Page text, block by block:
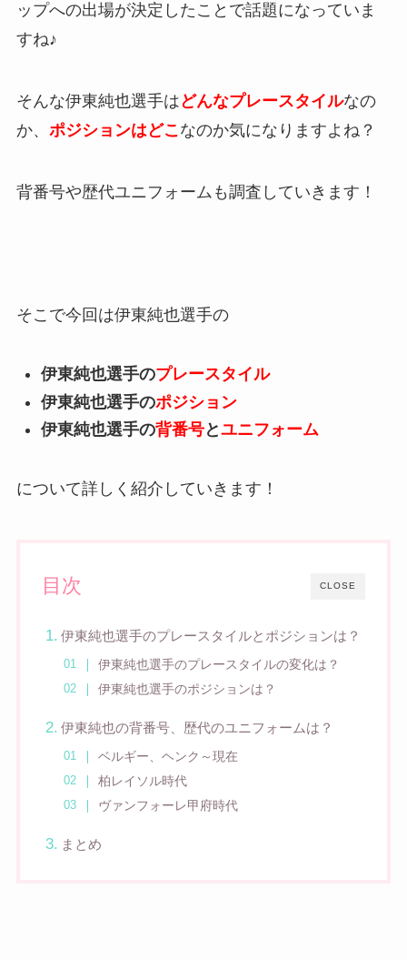
ップへの出場が決定したことで話題になっていま
すね♪
そんな伊東純也選手はどんなプレースタイルなの
か、 ポジションはどこ なのか気になりますよね？
背番号や歴代ユニフォームも調査していきます！
そこで今回は伊東純也選手の
伊東純也選手のプレースタイル
伊東純也選手のポジション
伊東純也選手の背番号とユニフォーム
について詳しく紹介していきます！
CLOSE
目次
伊東純也選手のプレースタイルとポジションは？
伊東純也選手のプレースタイルの変化は？
伊東純也選手のポジションは？
伊東純也の背番号、歴代のユニフォームは？
ベルギー、ヘンク～現在
柏レイソル時代
ヴァンフォーレ甲府時代
まとめ